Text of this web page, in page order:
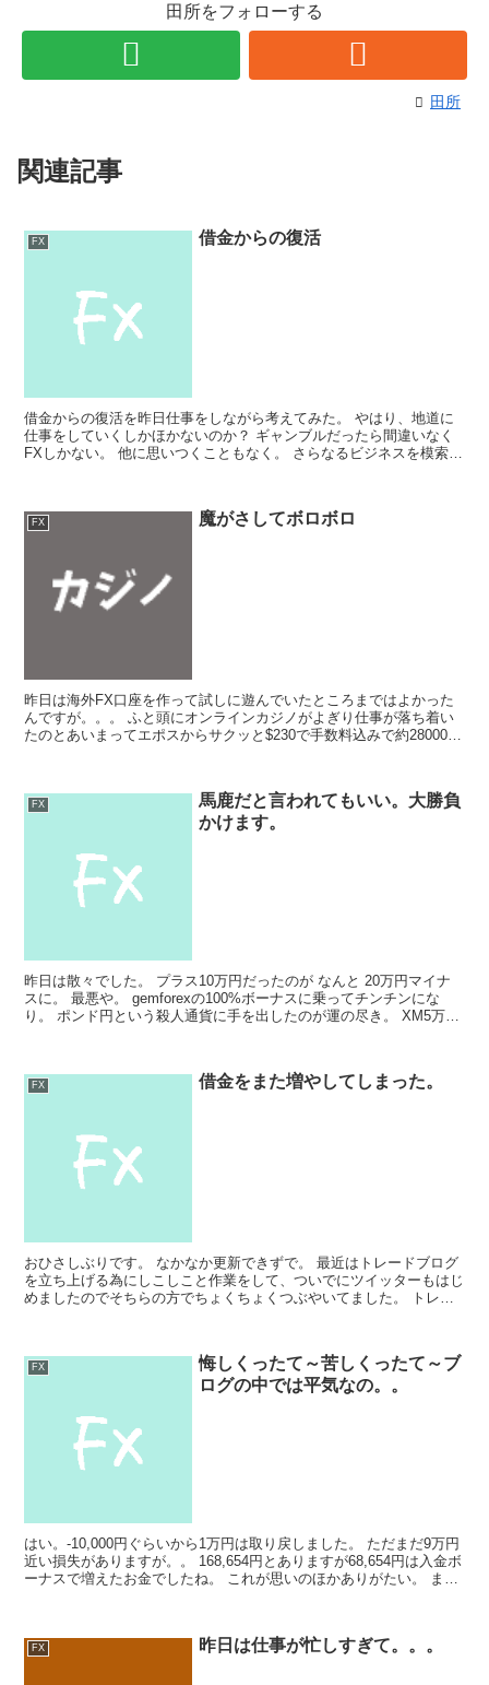
田所をフォローする
田所
関連記事
FX 借金からの復活
借金からの復活を昨日仕事をしながら考えてみた。 やはり、地道に
仕事をしていくしかほかないのか？ ギャンブルだったら間違いなく
FXしかない。 他に思いつくこともなく。 さらなるビジネスを模索す
FX 魔がさしてボロボロ
昨日は海外FX口座を作って試しに遊んでいたところまではよかった
んですが。。。 ふと頭にオンラインカジノがよぎり仕事が落ち着い
たのとあいまってエポスからサクッと$230で手数料込みで約28000円
FX
馬鹿だと言われてもいい。大勝負
かけます。
昨日は散々でした。 プラス10万円だったのが なんと 20万円マイナ
スに。 最悪や。 gemforexの100%ボーナスに乗ってチンチンにな
り。 ポンド円という殺人通貨に手を出したのが運の尽き。 XM5万円
FX 借金をまた増やしてしまった。
おひさしぶりです。 なかなか更新できずで。 最近はトレードブログ
を立ち上げる為にしこしこと作業をして、ついでにツイッターもはじ
めましたのでそちらの方でちょくちょくつぶやいてました。 トレー
FX
悔しくったて～苦しくったて～ブ
ログの中では平気なの。。
はい。-10,000円ぐらいから1万円は取り戻しました。 ただまだ9万円
近い損失がありますが。。 168,654円とありますが68,654円は入金ボ
ーナスで増えたお金でしたね。 これが思いのほかありがたい。 まだ
FX 昨日は仕事が忙しすぎて。。。